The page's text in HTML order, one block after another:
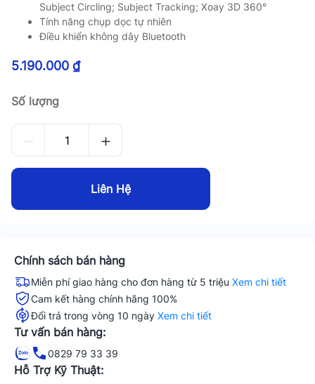
Subject Circling; Subject Tracking; Xoay 3D 360°
Tính năng chụp dọc tự nhiên
Điều khiển không dây Bluetooth
5.190.000 ₫
Số lượng
Liên Hệ
Chính sách bán hàng
Miễn phí giao hàng cho đơn hàng từ 5 triệu Xem chi tiết
Cam kết hàng chính hãng 100%
Đổi trả trong vòng 10 ngày Xem chi tiết
Tư vấn bán hàng:
0829 79 33 39
Hỗ Trợ Kỹ Thuật: